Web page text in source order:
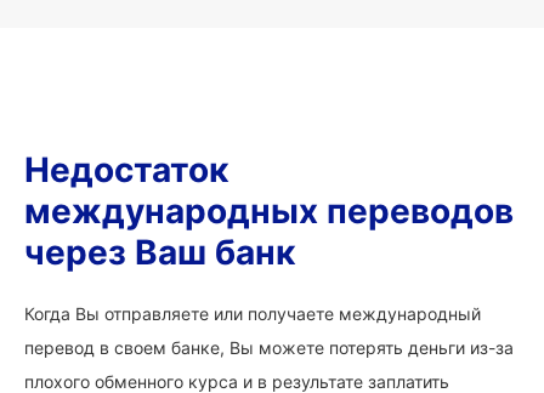
Недостаток
международных переводов
через Ваш банк
Когда Вы отправляете или получаете международный
перевод в своем банке, Вы можете потерять деньги из-за
плохого обменного курса и в результате заплатить